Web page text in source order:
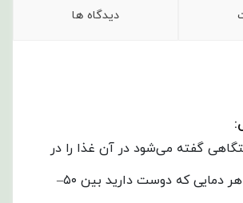
دیدگاه ها
گفته می‌شود در آن غذا را در
حالت بسته در هر دمایی که دوست دارید بین ۵۰–